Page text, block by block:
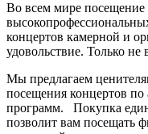
Во всем мире посещение
концертов камерной и
удовольствие. Только
Мы предлагаем
посещения концертов
программ. Покупка
позволит вам посещать